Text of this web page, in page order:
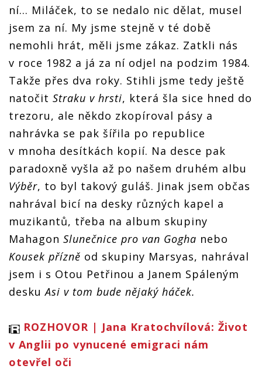
ní... Miláček, to se nedalo nic dělat, musel
jsem za ní. My jsme stejně v té době
nemohli hrát, měli jsme zákaz. Zatkli nás
v roce 1982 a já za ní odjel na podzim 1984.
Takže přes dva roky. Stihli jsme tedy ještě
natočit Straku v hrsti, která šla sice hned do
trezoru, ale někdo zkopíroval pásy a
nahrávka se pak šířila po republice
v mnoha desítkách kopií. Na desce pak
paradoxně vyšla až po našem druhém albu
Výběr, to byl takový guláš. Jinak jsem občas
nahrával bicí na desky různých kapel a
muzikantů, třeba na album skupiny
Mahagon Slunečnice pro van Gogha nebo
Kousek přízně od skupiny Marsyas, nahrával
jsem i s Otou Petřinou a Janem Spáleným
deskuAsi v tom bude nějaký háček.
ROZHOVOR | Jana Kratochvílová: Život
v Anglii po vynucené emigraci nám
otevřel oči